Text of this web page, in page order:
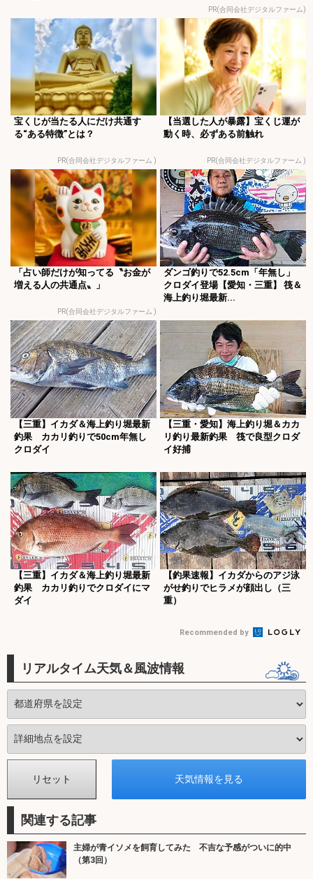
PR(合同会社デジタルファーム)
宝くじが当たる人にだけ共通す
る“ある特徴”とは？
PR(合同会社デジタルファーム )
【当選した人が暴露】宝くじ運が
動く時、必ずある前触れ
PR(合同会社デジタルファーム )
「占い師だけが知ってる〝お金が
増える人の共通点〟」
PR(合同会社デジタルファーム )
ダンゴ釣りで52.5cm「年無し」
クロダイ登場【愛知・三重】 筏＆
海上釣り堀最新...
【三重】イカダ＆海上釣り堀最新
釣果 カカリ釣りで50cm年無し
クロダイ
【三重・愛知】海上釣り堀＆カカ
リ釣り最新釣果 筏で良型クロダ
イ好捕
【三重】イカダ＆海上釣り堀最新
釣果 カカリ釣りでクロダイにマ
ダイ
【釣果速報】イカダからのアジ泳
がせ釣りでヒラメが顔出し（三
重）
Recommended by
リアルタイム天気＆風波情報
関連する記事
主婦が青イソメを飼育してみた 不吉な予感がついに的中
（第3回）